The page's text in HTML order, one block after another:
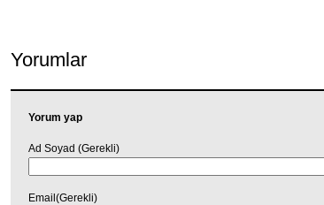
Yorumlar
Yorum yap
Ad Soyad (Gerekli)
Email(Gerekli)